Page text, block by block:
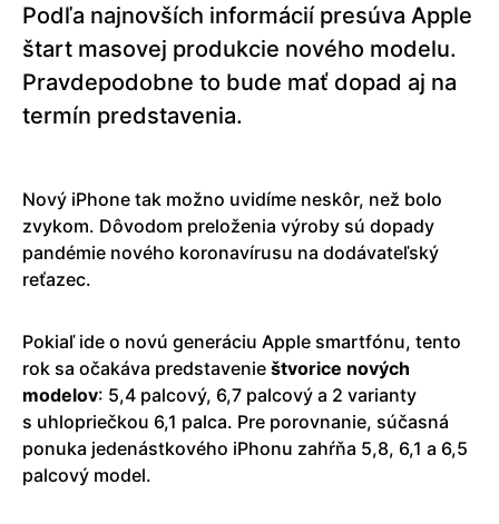
Podľa najnovších informácií presúva Apple
štart masovej produkcie nového modelu.
Pravdepodobne to bude mať dopad aj na
termín predstavenia.
Nový iPhone tak možno uvidíme neskôr, než bolo
zvykom. Dôvodom preloženia výroby sú dopady
pandémie nového koronavírusu na dodávateľský
reťazec.
Pokiaľ ide o novú generáciu Apple smartfónu, tento
rok sa očakáva predstavenie štvorice nových
modelov: 5,4 palcový, 6,7 palcový a 2 varianty
s uhlopriečkou 6,1 palca. Pre porovnanie, súčasná
ponuka jedenástkového iPhonu zahŕňa 5,8, 6,1 a 6,5
palcový model.